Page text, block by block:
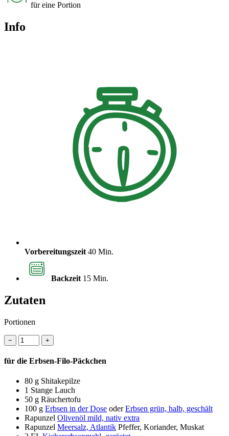
für eine Portion
Info
Vorbereitungszeit 40 Min.
Backzeit 15 Min.
Zutaten
Portionen
− +
für die Erbsen-Filo-Päckchen
80 g Shitakepilze
1 Stange Lauch
50 g Räuchertofu
100 g Erbsen in der Dose oderErbsen grün, halb, geschält
Rapunzel Olivenöl mild, nativ extra
Rapunzel Meersalz, Atlantik Pfeffer, Koriander, Muskat